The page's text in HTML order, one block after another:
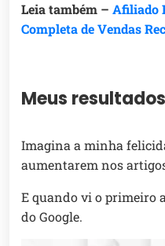
Leia também – Afiliado
Completa de Vendas
Meus
Imagina a minha
aumentarem nos
E quando vi o primeiro
do Google.